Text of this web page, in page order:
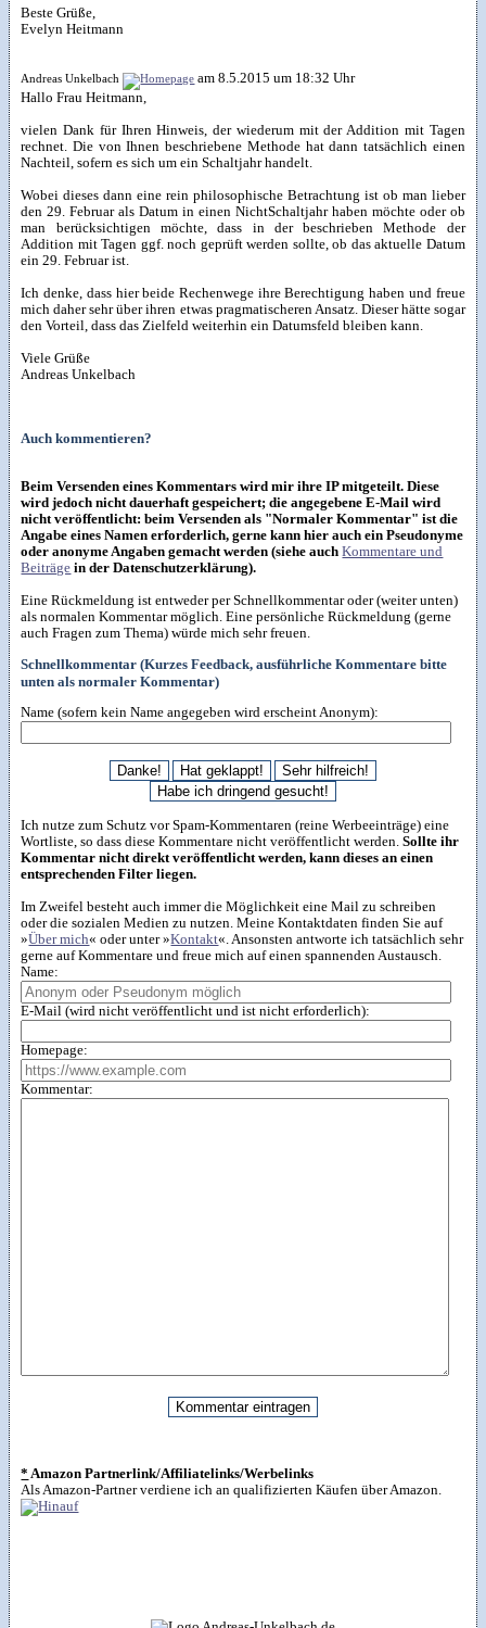
Beste Grüße,
Evelyn Heitmann
Andreas Unkelbach
am 8.5.2015 um 18:32 Uhr
Hallo Frau Heitmann,
vielen Dank für Ihren Hinweis, der wiederum mit der Addition mit Tagen
rechnet. Die von Ihnen beschriebene Methode hat dann tatsächlich einen
Nachteil, sofern es sich um ein Schaltjahr handelt.
Wobei dieses dann eine rein philosophische Betrachtung ist ob man lieber
den 29. Februar als Datum in einen NichtSchaltjahr haben möchte oder ob
man berücksichtigen möchte, dass in der beschrieben Methode der
Addition mit Tagen ggf. noch geprüft werden sollte, ob das aktuelle Datum
ein 29. Februar ist.
Ich denke, dass hier beide Rechenwege ihre Berechtigung haben und freue
mich daher sehr über ihren etwas pragmatischeren Ansatz. Dieser hätte sogar
den Vorteil, dass das Zielfeld weiterhin ein Datumsfeld bleiben kann.
Viele Grüße
Andreas Unkelbach
Auch kommentieren?
Beim Versenden eines Kommentars wird mir ihre IP mitgeteilt. Diese
wird jedoch nicht dauerhaft gespeichert; die angegebene E-Mail wird
nicht veröffentlicht: beim Versenden als "Normaler Kommentar" ist die
Angabe eines Namen erforderlich, gerne kann hier auch ein Pseudonyme
oder anonyme Angaben gemacht werden (siehe auchKommentare und
Beiträge in der Datenschutzerklärung).
Eine Rückmeldung ist entweder per Schnellkommentar oder (weiter unten)
als normalen Kommentar möglich. Eine persönliche Rückmeldung (gerne
auch Fragen zum Thema) würde mich sehr freuen.
Schnellkommentar (Kurzes Feedback, ausführliche Kommentare bitte
unten als normaler Kommentar)
Name (sofern kein Name angegeben wird erscheint Anonym):
Ich nutze zum Schutz vor Spam-Kommentaren (reine Werbeeinträge) eine
Wortliste, so dass diese Kommentare nicht veröffentlicht werden.Sollte ihr
Kommentar nicht direkt veröffentlicht werden, kann dieses an einen
entsprechenden Filter liegen.
Im Zweifel besteht auch immer die Möglichkeit eine Mail zu schreiben
oder die sozialen Medien zu nutzen. Meine Kontaktdaten finden Sie auf
»Über mich« oder unter »Kontakt«. Ansonsten antworte ich tatsächlich sehr
gerne auf Kommentare und freue mich auf einen spannenden Austausch.
Name:
E-Mail (wird nicht veröffentlicht und ist nicht erforderlich):
Homepage:
Kommentar:
* Amazon Partnerlink/Affiliatelinks/Werbelinks
Als Amazon-Partner verdiene ich an qualifizierten Käufen über Amazon.